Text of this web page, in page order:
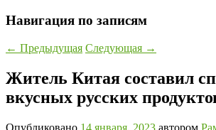
Навигация по записям
← Предыдущая Следующая →
Житель Китая составил
вкусных русских
Опубликовано 14 января, 2023 автором